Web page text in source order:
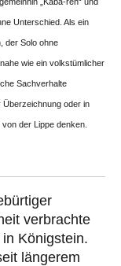
Unterschied. Als ein
der Solo ohne
wie ein volkstümlicher
Sachverhalte
Überzeichnung oder in
der Lippe denken.
verbrachte
Königstein.
längerem